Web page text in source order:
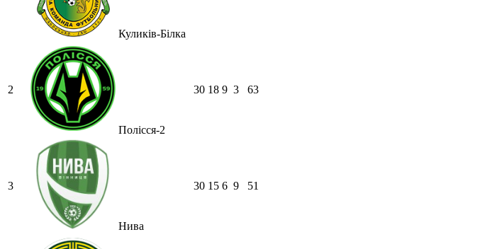
Куликів-Білка
2
Полісся-2
30 18 9 3 63
3
Нива
30 15 6 9 51